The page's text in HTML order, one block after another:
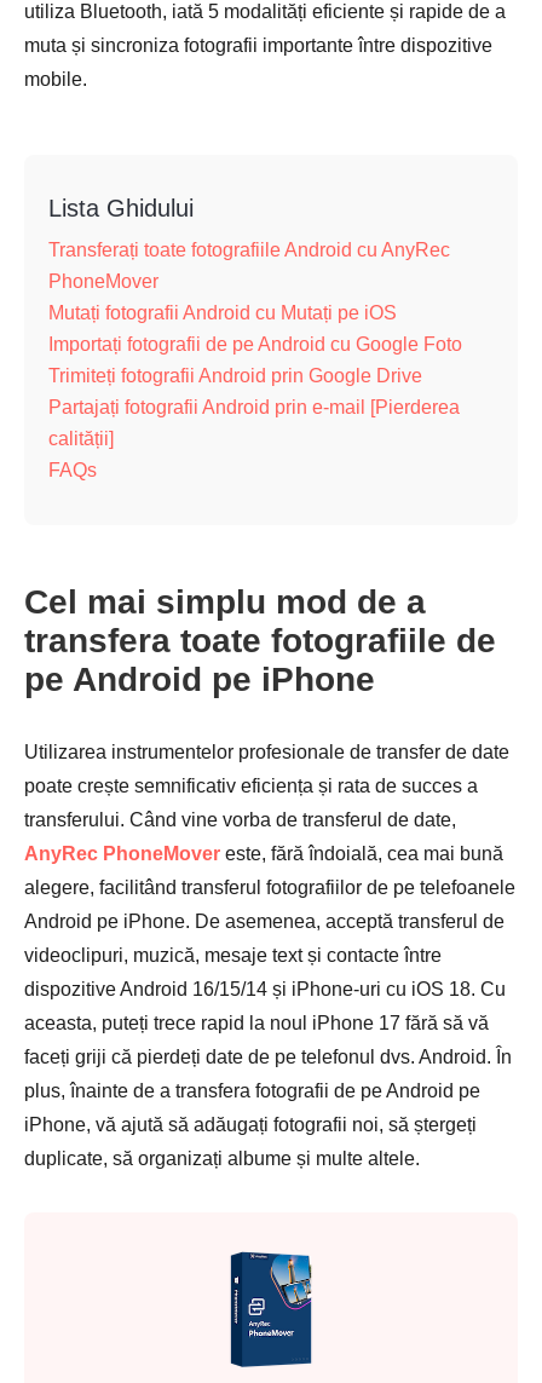
utiliza Bluetooth, iată 5 modalități eficiente și rapide de a
muta și sincroniza fotografii importante între dispozitive
mobile.
Lista Ghidului
Transferați toate fotografiile Android cu AnyRec
PhoneMover
Mutați fotografii Android cu Mutați pe iOS
Importați fotografii de pe Android cu Google Foto
Trimiteți fotografii Android prin Google Drive
Partajați fotografii Android prin e-mail [Pierderea
calității]
FAQs
Cel mai simplu mod de a
transfera toate fotografiile de
pe Android pe iPhone
Utilizarea instrumentelor profesionale de transfer de date
poate crește semnificativ eficiența și rata de succes a
transferului. Când vine vorba de transferul de date,
AnyRec PhoneMover este, fără îndoială, cea mai bună
alegere, facilitând transferul fotografiilor de pe telefoanele
Android pe iPhone. De asemenea, acceptă transferul de
videoclipuri, muzică, mesaje text și contacte între
dispozitive Android 16/15/14 și iPhone-uri cu iOS 18. Cu
aceasta, puteți trece rapid la noul iPhone 17 fără să vă
faceți griji că pierdeți date de pe telefonul dvs. Android. În
plus, înainte de a transfera fotografii de pe Android pe
iPhone, vă ajută să adăugați fotografii noi, să ștergeți
duplicate, să organizați albume și multe altele.